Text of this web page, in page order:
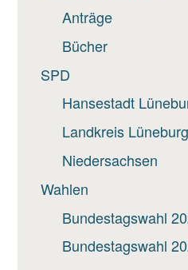
Anträge
Bücher
SPD
Hansestadt
Landkreis Lüneburg
Niedersachsen
Wahlen
Bundestagswahl
Bundestagswahl